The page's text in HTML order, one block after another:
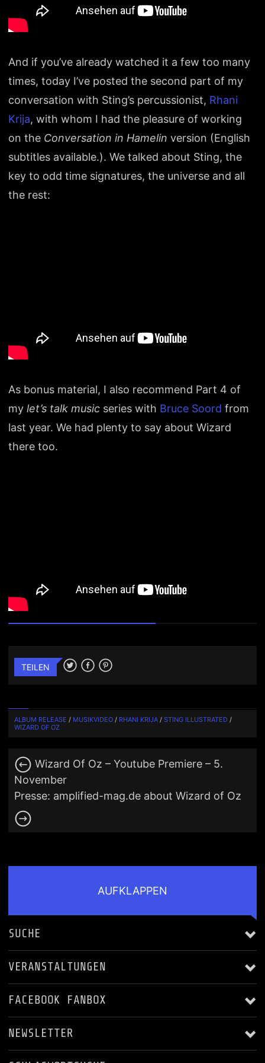
And if you’ve already watched it a few too many
times, today I’ve posted the second part of my
conversation with Sting’s percussionist, Rhani
Krija, with whom I had the pleasure of working
on the Conversation in Hamelin version (English
subtitles available.). We talked about Sting, the
key to odd time signatures, the universe and all
the rest:
As bonus material, I also recommend Part 4 of
mylet’s talk music series with Bruce Soord from
last year. We had plenty to say about Wizard
there too.
TEILEN
ALBUM RELEASE / MUSIKVIDEO / RHANI KRIJA /STING ILLUSTRATED /
WIZARD OF OZ
Wizard Of Oz – Youtube Premiere – 5.
November
Presse: amplified-mag.de about Wizard of Oz
AUFKLAPPEN
SUCHE
VERANSTALTUNGEN
Alle anzeigen
FACEBOOK FANBOX
NEWSLETTER